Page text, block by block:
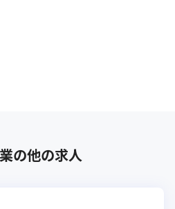
の他の求人